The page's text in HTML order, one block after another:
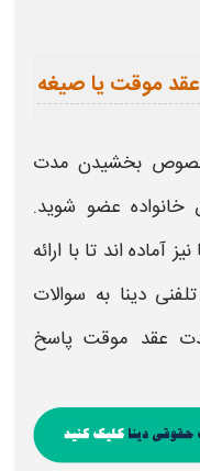
موقت یا صیغه
خصوص بخشیدن مدت
خانواده عضو شوید.
آماده اند تا با ارائه
دینا به سوالات
عقد موقت پاسخ